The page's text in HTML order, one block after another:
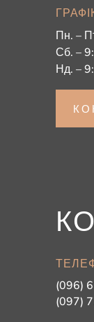
Пн. –
Сб. –
Нд. –
(096)
(097)